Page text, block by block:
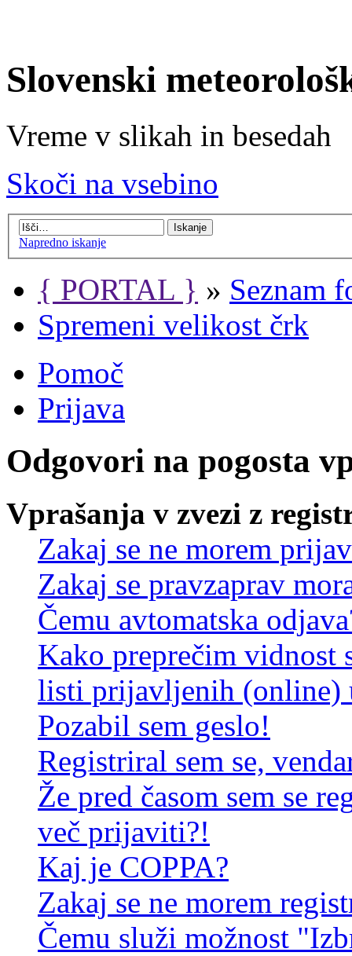
Slovenski
Vreme v slikah in besedah
Skoči na vsebino
Napredno iskanje
{ PORTAL } » Seznam
Spremeni velikost črk
Pomoč
Prijava
Odgovori na pogosta
Vprašanja v zvezi z
Zakaj se ne morem
Zakaj se pravzaprav
Čemu avtomatska
Kako preprečim vidnost
listi prijavljenih (online)
Pozabil sem geslo!
Registriral sem se,
Že pred časom sem se
več prijaviti?!
Kaj je COPPA?
Zakaj se ne morem
Čemu služi možnost